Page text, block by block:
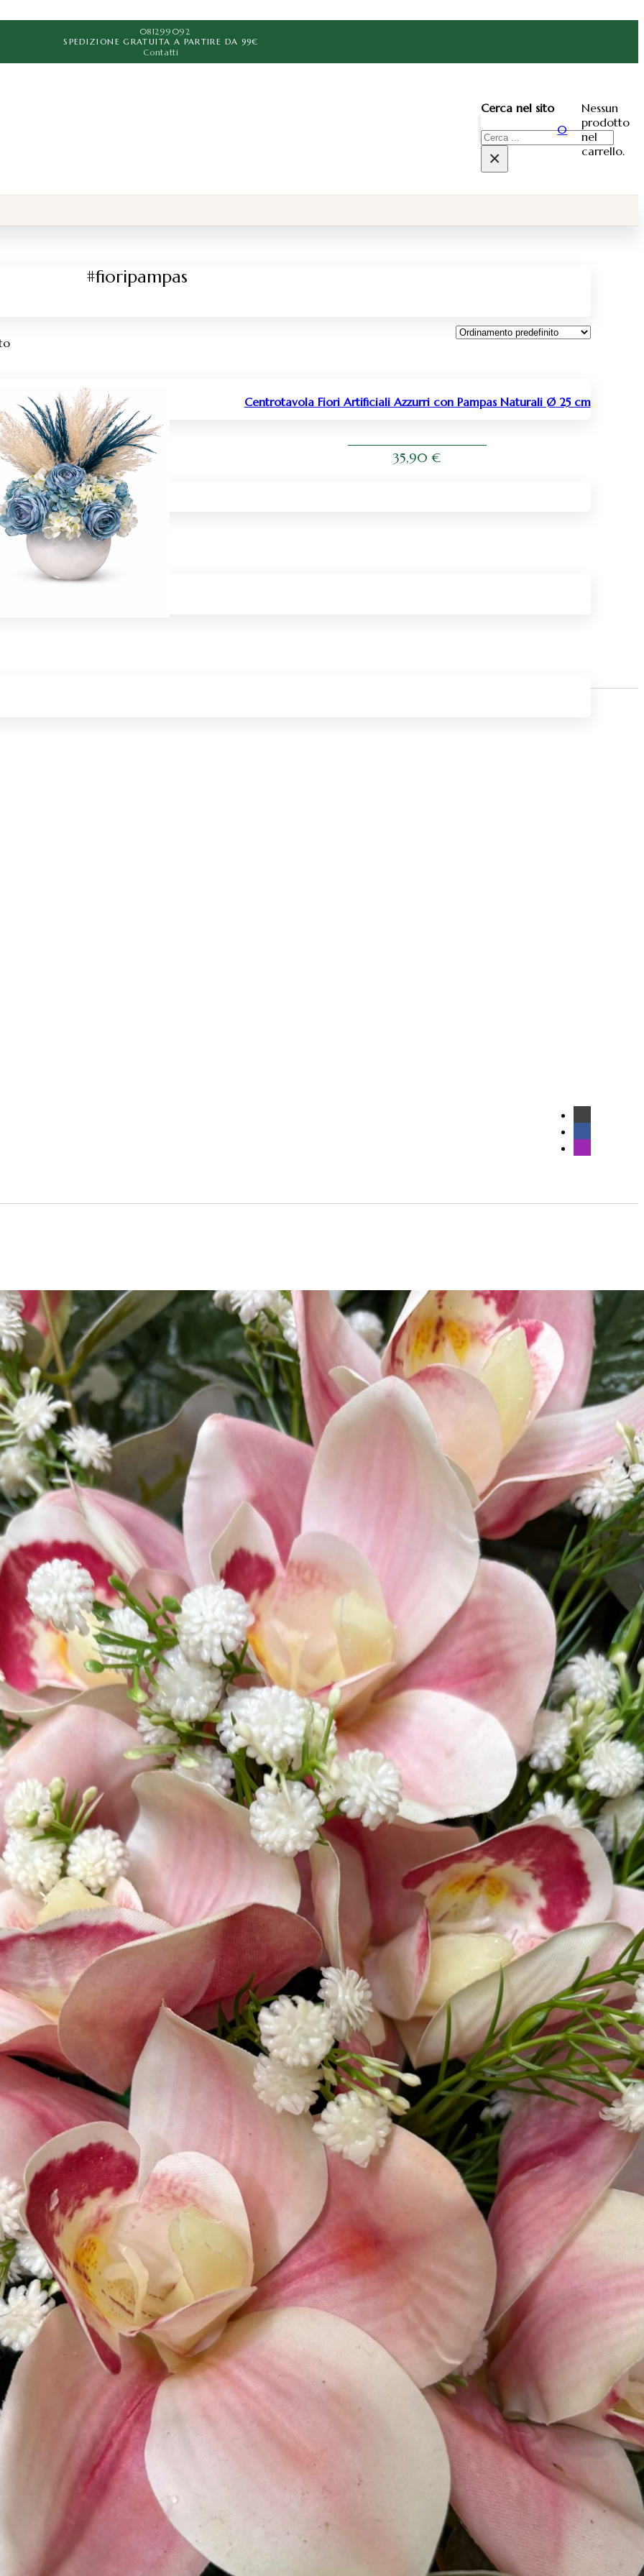
081299092
SPEDIZIONE GRATUITA A PARTIRE DA 99€
Contatti
Cerca nel sito
Cerca
×
0
Nessun
prodotto
nel
carrello.
#fioripampas
Centrotavola Fiori Artificiali Azzurri con Pampas Naturali Ø 25 cm
35,90€